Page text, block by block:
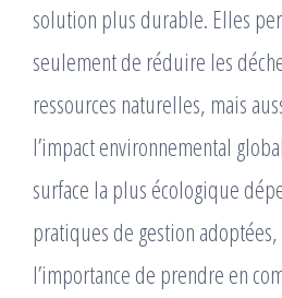
solution plus durable. Elles
seulement de réduire les
ressources naturelles, mais
l’impact environnemental
surface la plus écologique
pratiques de gestion
l’importance de prendre en